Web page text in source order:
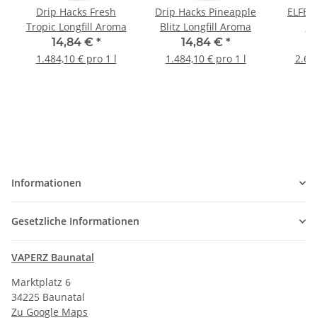
Drip Hacks Fresh
Tropic Longfill Aroma
14,84 € *
1.484,10 € pro 1 l
Drip Hacks Pineapple
Blitz Longfill Aroma
14,84 € *
1.484,10 € pro 1 l
Informationen
Gesetzliche Informationen
VAPERZ Baunatal
Marktplatz 6
34225 Baunatal
Zu Google Maps